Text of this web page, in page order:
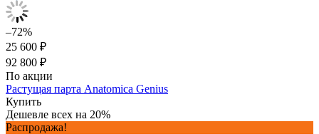
–72%
25 600 ₽
92 800 ₽
По акции
Растущая парта Anatomica Genius
Купить
Дешевле всех на 20%
Распродажа!